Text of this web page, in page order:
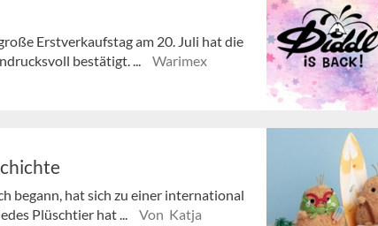
Erstverkaufstag am 20. Juli hat die
bestätigt. ...
Warimex
begann, hat sich zu einer international
Plüschtier hat ...
Von Katja